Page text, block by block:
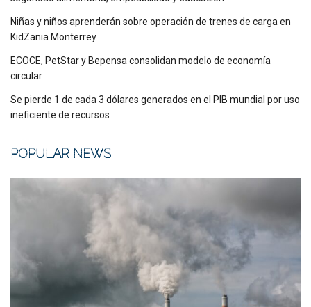
Niñas y niños aprenderán sobre operación de trenes de carga en
KidZania Monterrey
ECOCE, PetStar y Bepensa consolidan modelo de economía
circular
Se pierde 1 de cada 3 dólares generados en el PIB mundial por uso
ineficiente de recursos
POPULAR NEWS